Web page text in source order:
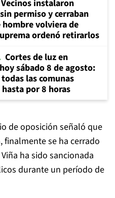
Vecinos instalaron
permiso y cerraban
hombre volviera de
ordenó retirarlos
Cortes de luz en
sábado 8 de agosto:
las comunas
por 8 horas
de oposición señaló que
finalmente se ha cerrado
ha sido sancionada
durante un período de